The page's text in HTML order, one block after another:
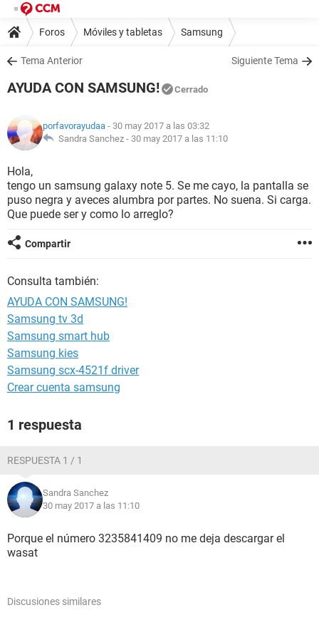
Foros Móviles y tabletas Samsung
Tema Anterior Siguiente Tema
AYUDA CON SAMSUNG! Cerrado
porfavorayudaa - 30 may 2017 a las 03:32
Sandra Sanchez - 30 may 2017 a las 11:10
Hola,
tengo un samsung galaxy note 5. Se me cayo, la pantalla se
puso negra y aveces alumbra por partes. No suena. Si carga.
Que puede ser y como lo arreglo?
Compartir
Consulta también:
AYUDA CON SAMSUNG!
Samsung tv 3d
Samsung smart hub
Samsung kies
Samsung scx-4521f driver
Crear cuenta samsung
1 respuesta
RESPUESTA 1 / 1
Sandra Sanchez
30 may 2017 a las 11:10
Porque el número 3235841409 no me deja descargar el
wasat
Discusiones similares